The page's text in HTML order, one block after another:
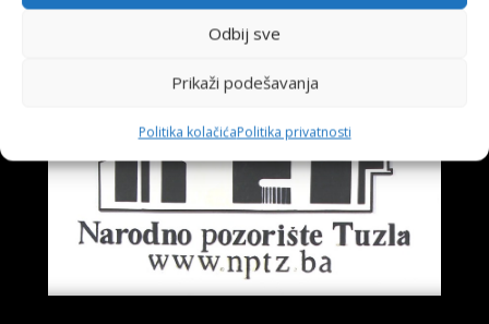
Odbij sve
Prikaži podešavanja
Politika kolačićaPolitika privatnosti
Također pročitajte